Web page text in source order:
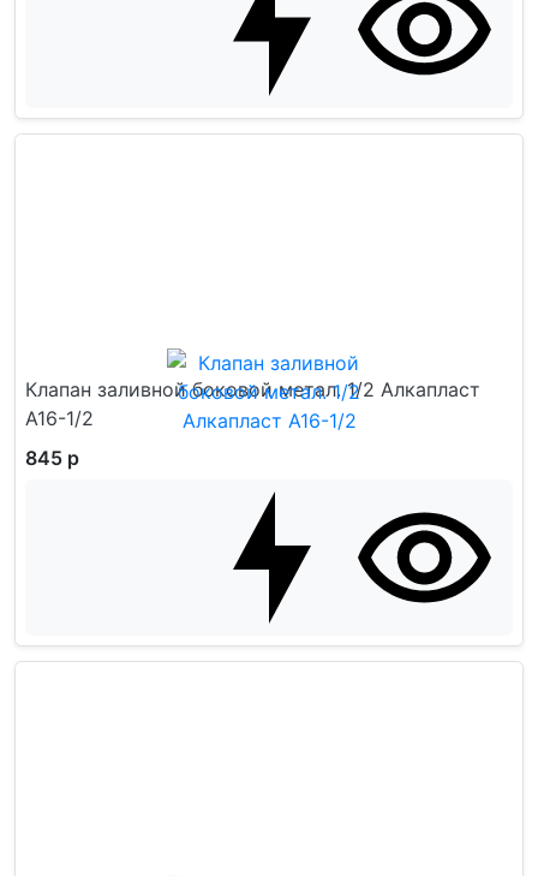
Клапан заливной боковой метал. 1/2 Алкапласт
A16-1/2
845 р